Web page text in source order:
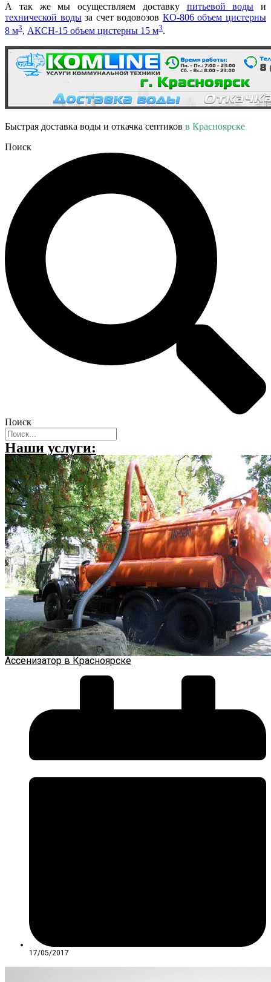
А так же мы осуществляем доставку питьевой воды и
технической водыза счет водовозов КО-806 объем цистерны
8 м3, АКСН-15 объем цистерны 15 м3.
Быстрая доставка воды и откачка септиков в Красноярске
Поиск
Поиск
Наши услуги:
Ассенизатор в Красноярске
17/05/2017